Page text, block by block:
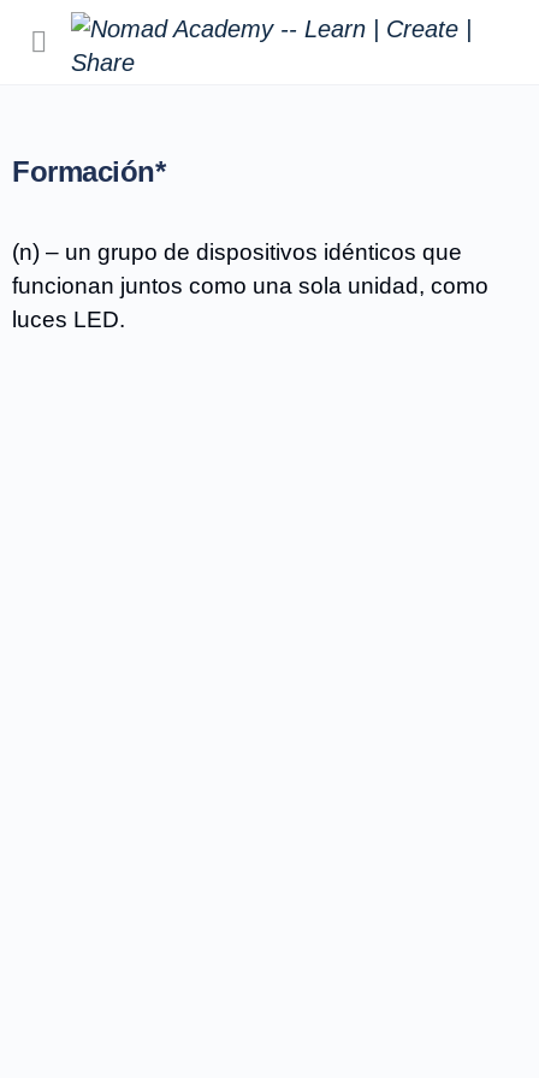
Formación*
(n) – un grupo de dispositivos idénticos que
funcionan juntos como una sola unidad, como
luces LED.